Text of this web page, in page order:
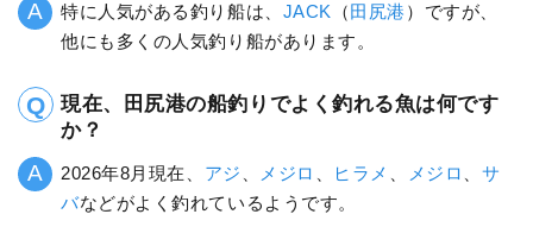
特に人気がある釣り船は、 JACK （田尻港 ）ですが、
他にも多くの人気釣り船があります。
現在、田尻港の船釣りでよく釣れる魚は何です
か？
2026年8月現在、 アジ メジロ ヒラメ メジロ
サ
バなどがよく釣れているようです。